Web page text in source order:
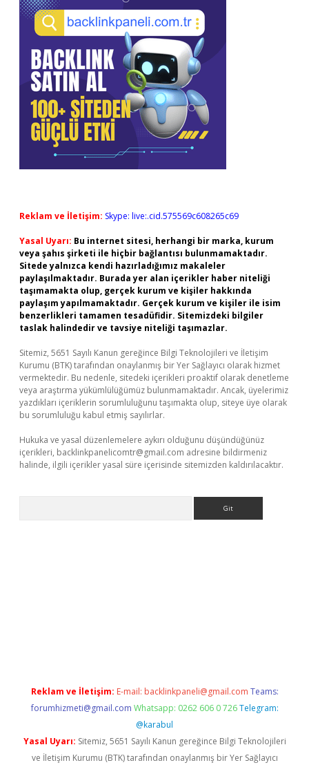
Reklam ve İletişim: Skype: live:.cid.575569c608265c69
Yasal Uyarı: Bu internet sitesi, herhangi bir marka, kurum
veya şahıs şirketi ile hiçbir bağlantısı bulunmamaktadır.
Sitede yalnızca kendi hazırladığımız makaleler
paylaşılmaktadır. Burada yer alan içerikler haber niteliği
taşımamakta olup, gerçek kurum ve kişiler hakkında
paylaşım yapılmamaktadır. Gerçek kurum ve kişiler ile isim
benzerlikleri tamamen tesadüfidir. Sitemizdeki bilgiler
taslak halindedir ve tavsiye niteliği taşımazlar.
Sitemiz, 5651 Sayılı Kanun gereğince Bilgi Teknolojileri ve İletişim
Kurumu (BTK) tarafından onaylanmış bir Yer Sağlayıcı olarak hizmet
vermektedir. Bu nedenle, sitedeki içerikleri proaktif olarak denetleme
veya araştırma yükümlülüğümüz bulunmamaktadır. Ancak, üyelerimiz
yazdıkları içeriklerin sorumluluğunu taşımakta olup, siteye üye olarak
bu sorumluluğu kabul etmiş sayılırlar.
Hukuka ve yasal düzenlemelere aykırı olduğunu düşündüğünüz
içerikleri, backlinkpanelicomtr@gmail.com adresine bildirmeniz
halinde, ilgili içerikler yasal süre içerisinde sitemizden kaldırılacaktır.
Reklam ve İletişim: E-mail: backlinkpaneli@gmail.com Teams:
forumhizmeti@gmail.com Whatsapp: 0262 606 0 726 Telegram:
@karabul
Yasal Uyarı: Sitemiz, 5651 Sayılı Kanun gereğince Bilgi Teknolojileri
ve İletişim Kurumu (BTK) tarafından onaylanmış bir Yer Sağlayıcı